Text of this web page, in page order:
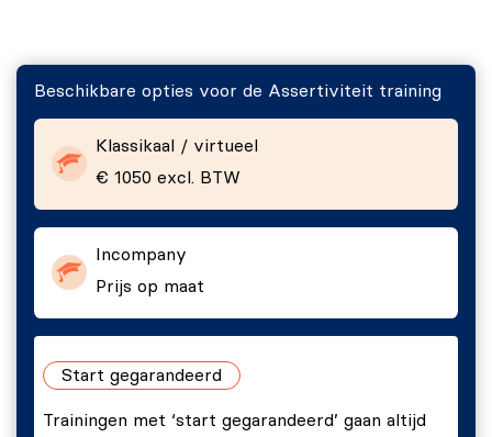
Beschikbare opties voor de Assertiviteit training
Klassikaal / virtueel
€ 1050 excl. BTW
Incompany
Prijs op maat
Start gegarandeerd
Trainingen met ‘start gegarandeerd’ gaan altijd